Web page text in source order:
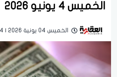
الخميس 4 يونيو 2026
الخميس 04 يونية 2026 | 01:04 صباحاً